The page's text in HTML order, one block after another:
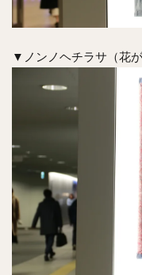
▼ノンノヘチラサ（花が